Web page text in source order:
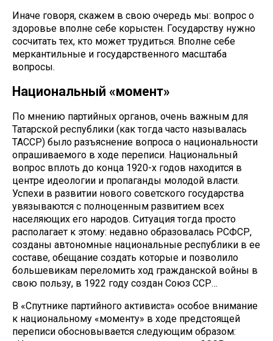
Иначе говоря, скажем в свою очередь мы: вопрос о
здоровье вполне себе корыстен. Государству нужно
сосчитать тех, кто может трудиться. Вполне себе
меркантильные и государственного масштаба
вопросы.
Национальный «момент»
По мнению партийных органов, очень важным для
Татарской республики (как тогда часто называлась
ТАССР) было разъяснение вопроса о национальности
опрашиваемого в ходе переписи. Национальный
вопрос вплоть до конца 1920-х годов находится в
центре идеологии и пропаганды молодой власти.
Успехи в развитии нового советского государства
увязываются с полноценным развитием всех
населяющих его народов. Ситуация тогда просто
располагает к этому: недавно образовалась РСФСР,
созданы автономные национальные республики в ее
составе, обещание создать которые и позволило
большевикам переломить ход гражданской войны в
свою пользу, в 1922 году создан Союз ССР…
В «Спутнике партийного активиста» особое внимание
к национальному «моменту» в ходе предстоящей
переписи обосновывается следующим образом: